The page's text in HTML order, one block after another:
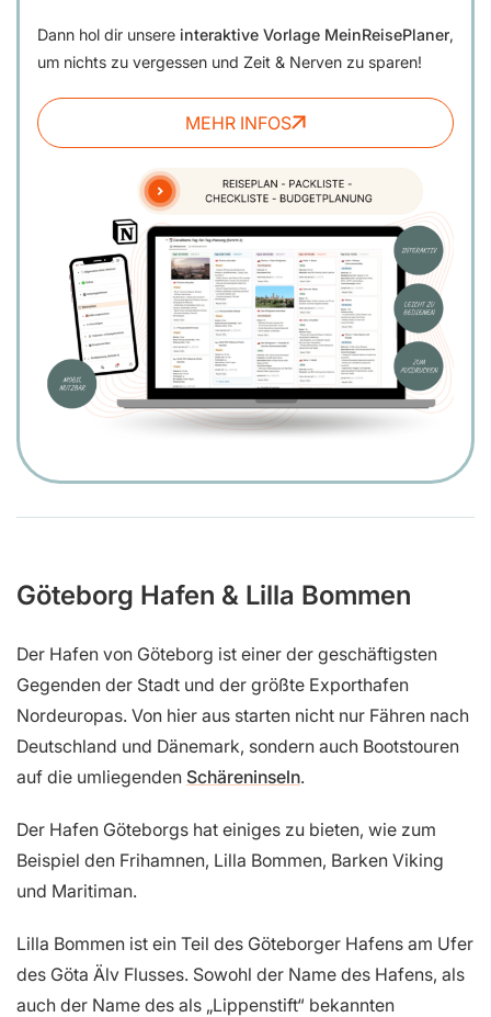
Dann hol dir unsere interaktive Vorlage MeinReisePlaner,
um nichts zu vergessen und Zeit & Nerven zu sparen!
MEHR INFOS
Göteborg Hafen & Lilla Bommen
Der Hafen von Göteborg ist einer der geschäftigsten
Gegenden der Stadt und der größte Exporthafen
Nordeuropas. Von hier aus starten nicht nur Fähren nach
Deutschland und Dänemark, sondern auch Bootstouren
auf die umliegenden Schäreninseln.
Der Hafen Göteborgs hat einiges zu bieten, wie zum
Beispiel den Frihamnen, Lilla Bommen, Barken Viking
und Maritiman.
Lilla Bommen ist ein Teil des Göteborger Hafens am Ufer
des Göta Älv Flusses. Sowohl der Name des Hafens, als
auch der Name des als „Lippenstift“ bekannten